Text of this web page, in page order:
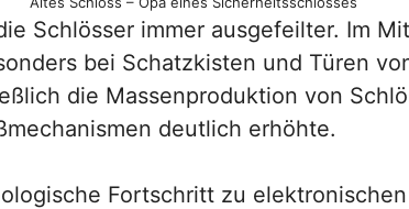
Schlösser immer ausgefeilter. Im
bei Schatzkisten und Türen
die Massenproduktion von
deutlich erhöhte.
Fortschritt zu